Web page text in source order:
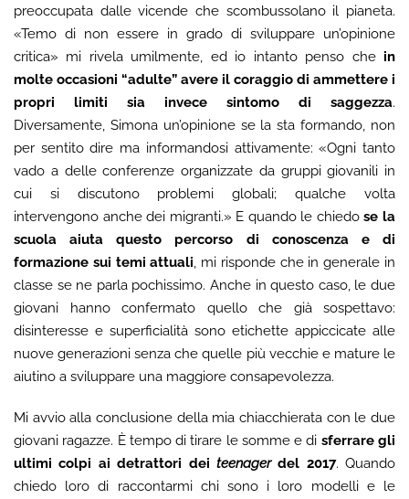
preoccupata dalle vicende che scombussolano il pianeta.
«Temo di non essere in grado di sviluppare un’opinione
critica» mi rivela umilmente, ed io intanto penso che in
molte occasioni “adulte” avere il coraggio di ammettere i
propri limiti sia invece sintomo di saggezza.
Diversamente, Simona un’opinione se la sta formando, non
per sentito dire ma informandosi attivamente: «Ogni tanto
vado a delle conferenze organizzate da gruppi giovanili in
cui si discutono problemi globali; qualche volta
intervengono anche dei migranti.» E quando le chiedose la
scuola aiuta questo percorso di conoscenza e di
formazione sui temi attuali, mi risponde che in generale in
classe se ne parla pochissimo. Anche in questo caso, le due
giovani hanno confermato quello che già sospettavo:
disinteresse e superficialità sono etichette appiccicate alle
nuove generazioni senza che quelle più vecchie e mature le
aiutino a sviluppare una maggiore consapevolezza.
Mi avvio alla conclusione della mia chiacchierata con le due
giovani ragazze. È tempo di tirare le somme e di sferrare gli
ultimi colpi ai detrattori dei teenagerdel 2017. Quando
chiedo loro di raccontarmi chi sono i loro modelli e le